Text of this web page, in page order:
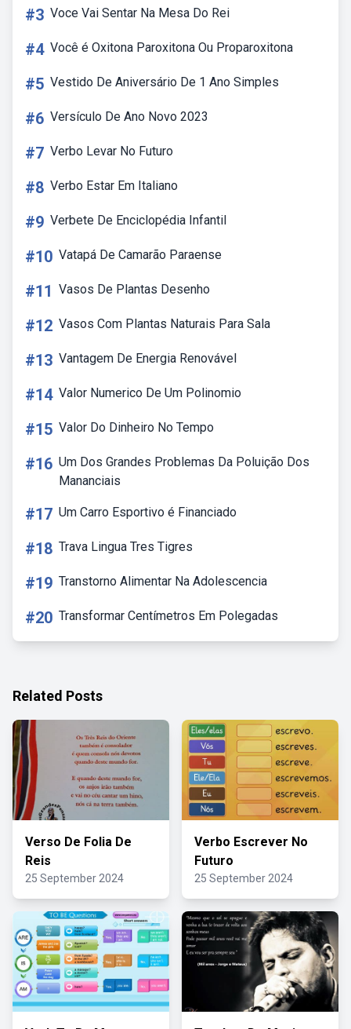
#3 Voce Vai Sentar Na Mesa Do Rei
#4 Você é Oxitona Paroxitona Ou Proparoxitona
#5 Vestido De Aniversário De 1 Ano Simples
#6 Versículo De Ano Novo 2023
#7 Verbo Levar No Futuro
#8 Verbo Estar Em Italiano
#9 Verbete De Enciclopédia Infantil
#10 Vatapá De Camarão Paraense
#11 Vasos De Plantas Desenho
#12 Vasos Com Plantas Naturais Para Sala
#13 Vantagem De Energia Renovável
#14 Valor Numerico De Um Polinomio
#15 Valor Do Dinheiro No Tempo
#16 Um Dos Grandes Problemas Da Poluição Dos
Mananciais
#17 Um Carro Esportivo é Financiado
#18 Trava Lingua Tres Tigres
#19 Transtorno Alimentar Na Adolescencia
#20 Transformar Centímetros Em Polegadas
Related Posts
Verso De Folia De
Reis
25 September 2024
Verbo Escrever No
Futuro
25 September 2024